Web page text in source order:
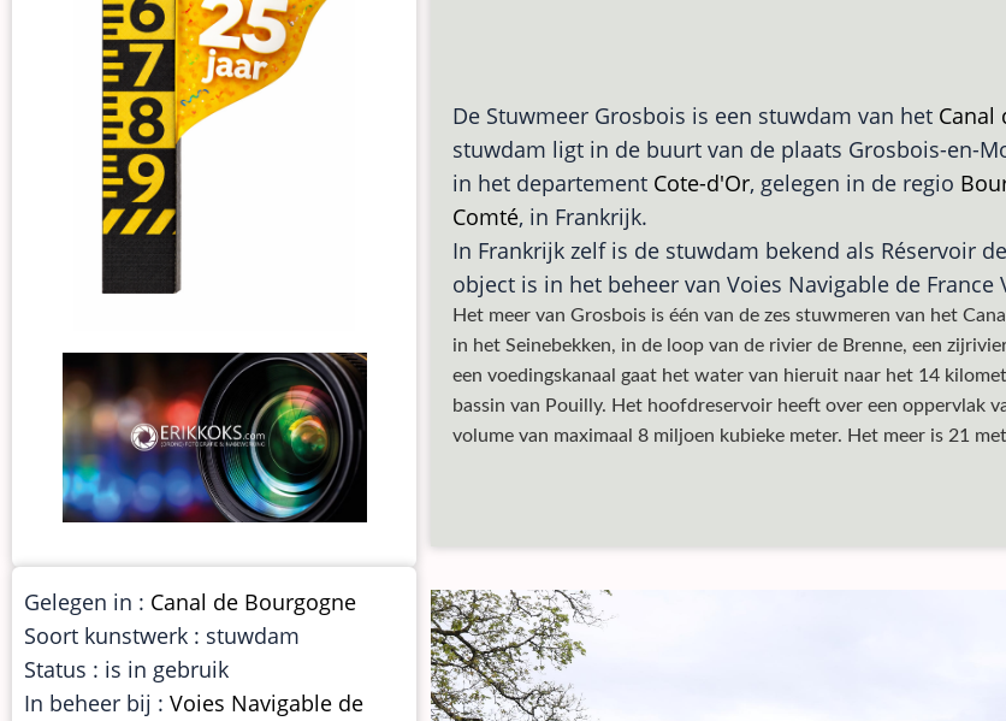
De Stuwmeer Grosbois is een stuwdam van het Canal
stuwdam ligt in de buurt van de plaats Grosbois-en-
in het departement Cote-d'Or, gelegen in de regio
Comté, in Frankrijk.
In Frankrijk zelf is de stuwdam bekend als Réservoir
object is in het beheer van Voies Navigable de France
Het meer van Grosbois is één van de zes stuwmeren van het
in het Seinebekken, in de loop van de rivier de Brenne, een
een voedingskanaal gaat het water van hieruit naar het 14
bassin van Pouilly. Het hoofdreservoir heeft over een oppervlak
volume van maximaal 8 miljoen kubieke meter. Het meer is 21
Gelegen in : Canal de Bourgogne
Soort kunstwerk : stuwdam
Status : is in gebruik
In beheer bij : Voies Navigable de